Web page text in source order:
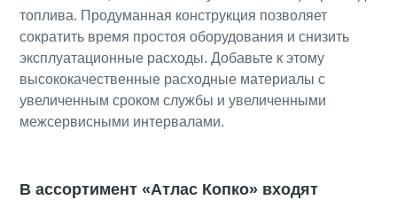
топлива. Продуманная конструкция позволяет
сократить время простоя оборудования и снизить
эксплуатационные расходы. Добавьте к этому
высококачественные расходные материалы с
увеличенным сроком службы и увеличенными
межсервисными интервалами.
В ассортимент «Атлас Копко» входят